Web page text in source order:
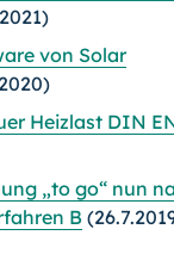
von Solar
Heizlast DIN
„to go“ nun
B